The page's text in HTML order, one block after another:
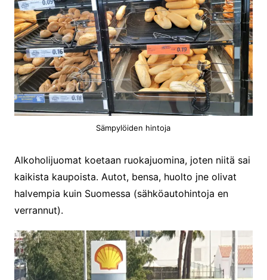
Sämpylöiden hintoja
Alkoholijuomat koetaan ruokajuomina, joten niitä sai
kaikista kaupoista. Autot, bensa, huolto jne olivat
halvempia kuin Suomessa (sähköautohintoja en
verrannut).